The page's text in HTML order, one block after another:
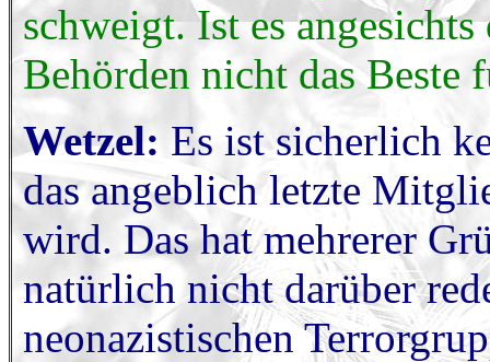
schweigt. Ist es
Behörden nicht das Beste
Wetzel: Es ist sicherlich
das angeblich letzte
wird. Das hat mehrerer
natürlich nicht darüber
neonazistischen